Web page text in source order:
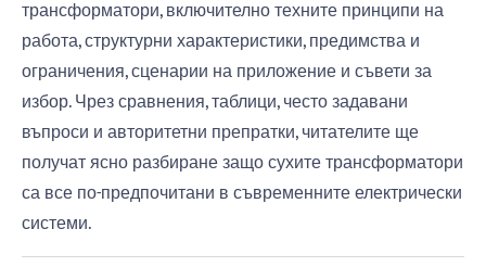
трансформатори, включително техните принципи на
работа, структурни характеристики, предимства и
ограничения, сценарии на приложение и съвети за
избор. Чрез сравнения, таблици, често задавани
въпроси и авторитетни препратки, читателите ще
получат ясно разбиране защо сухите трансформатори
са все по-предпочитани в съвременните електрически
системи.